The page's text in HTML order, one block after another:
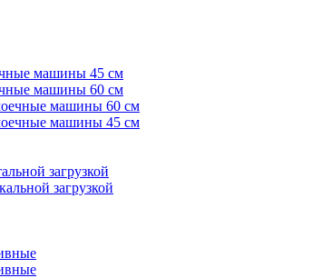
машины 45 см
машины 60 см
машины 60 см
машины 45 см
загрузкой
загрузкой